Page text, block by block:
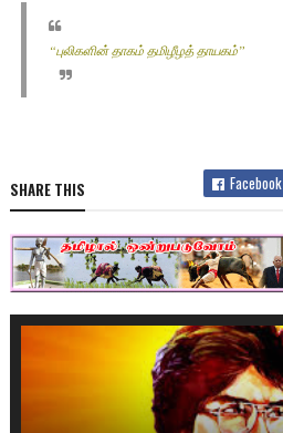
“புலிகளின் தாகம் தமிழீழத் தாயகம்”
SHARE THIS Facebook